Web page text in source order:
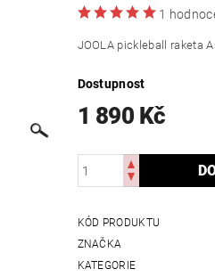
1
JOOLA pickleball raketa
Dostupnost
1 890 Kč
KÓD PRODUKTU
ZNAČKA
KATEGORIE